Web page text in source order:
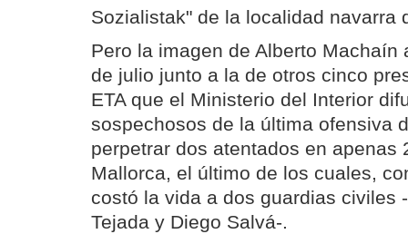
Sozialistak" de la localidad navarra
Pero la imagen de Alberto Machaín
de julio junto a la de otros cinco
ETA que el Ministerio del Interior
sospechosos de la última ofensiva
perpetrar dos atentados en apenas
Mallorca, el último de los cuales,
costó la vida a dos guardias civiles
Tejada y Diego Salvá-.